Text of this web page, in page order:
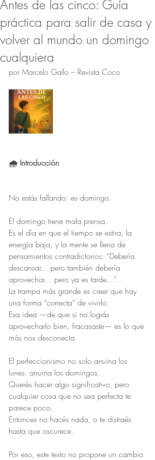
Antes de las cinco: Guía
práctica para salir de casa y
volver al mundo un domingo
cualquiera
por Marcelo Gallo – Revista Coco
🌧️ Introducción
No estás fallando: es domingo.
El domingo tiene mala prensa.
Es el día en que el tiempo se estira, la
energía baja, y la mente se llena de
pensamientos contradictorios: “Debería
descansar… pero también debería
aprovechar… pero ya es tarde…”.
La trampa más grande es creer que hay
una forma “correcta” de vivirlo.
Esa idea —de que si no lográs
aprovecharlo bien, fracasaste— es lo que
más nos desconecta.
El perfeccionismo no solo arruina los
lunes: arruina los domingos.
Querés hacer algo significativo, pero
cualquier cosa que no sea perfecta te
parece poco.
Entonces no hacés nada, o te distraés
hasta que oscurece.
Por eso, este texto no propone un cambio